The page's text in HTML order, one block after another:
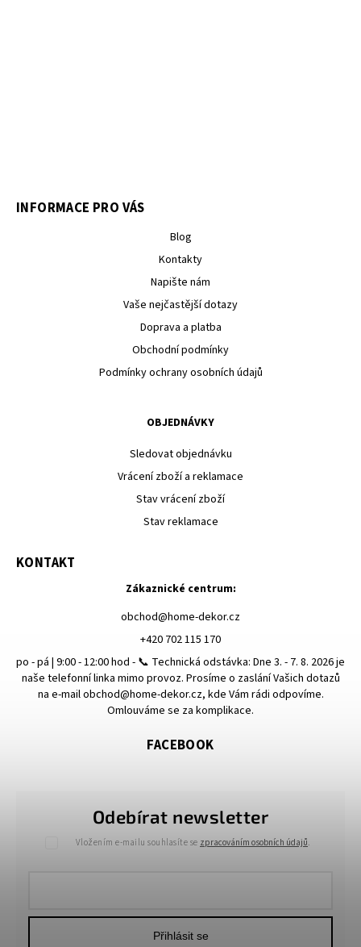
INFORMACE PRO VÁS
Blog
Kontakty
Napište nám
Vaše nejčastější dotazy
Doprava a platba
Obchodní podmínky
Podmínky ochrany osobních údajů
OBJEDNÁVKY
Sledovat objednávku
Vrácení zboží a reklamace
Stav vrácení zboží
Stav reklamace
Odebírat newsletter
Vložením e-mailu souhlasíte se zpracováním osobních údajů.
Přihlásit se
KONTAKT
Zákaznické centrum:
obchod@home-dekor.cz
+420 702 115 170
po - pá | 9:00 - 12:00 hod - 📞 Technická odstávka: Dne 3. - 7. 8. 2026 je
naše telefonní linka mimo provoz. Prosíme o zaslání Vašich dotazů
na e-mail obchod@home-dekor.cz, kde Vám rádi odpovíme.
Omlouváme se za komplikace.
FACEBOOK